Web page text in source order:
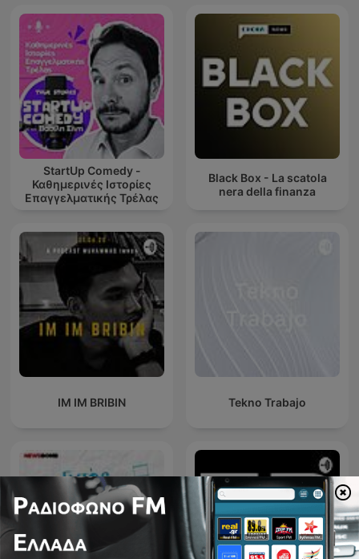
StartUp Comedy -
Καθημερινές Ιστορίες
Επαγγελματικής Τρέλας
Black Box - La scatola
nera della finanza
IM IM BRIBIN Tekno Trabajo